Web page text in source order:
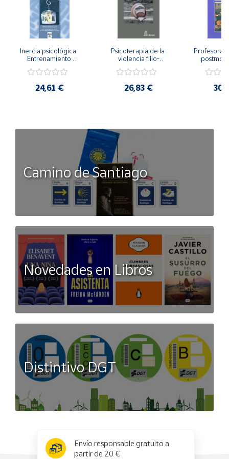
Inercia psicológica.
Entrenamiento
Igualdad de Género.
24,61 €
Psicoterapia de la
violencia filio-
secreto y la
26,83 €
Camino de Santiago
Novedades en Libros
Distintivo DGT
Envío responsable gratuito a
partir de 20 €